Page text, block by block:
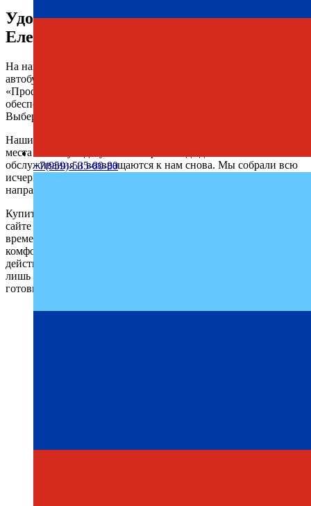
Удобное расписание автобусов
Еленовка — Никита
На нашем сайте всегда доступно актуальное расписание
автобусов Еленовка — Никита с автовокзала. Компания
«Профи-Тур» стабильно предоставляет услуги перевозок,
обеспечивая своим клиентам комфорт и надежность.
Выберите удобную дату и отправляйтесь в путь.
Наши регулярные рейсы позволяют легко найти свободные
места на любую дату. Пассажиры всегда довольны качеством
обслуживания и возвращаются к нам снова. Мы собрали всю
исчерпывающую информацию о поездках в данном
направлении, чтобы не осталось лишних вопросов.
Купить билет Еленовка — Никита можно по телефону или на
сайте онлайн с удобством и минимальными затратами
времени. Мы стремимся сделать каждую поездку максимально
комфортной, спокойной и безопасной. Как видите, с нами
действительно удобно и просто путешествовать. Осталось
лишь заполнить форму бронирования на сайте и начать
готовиться к поездке. Ваше удобство – наша главная цель.
+7(959)-535-80-80